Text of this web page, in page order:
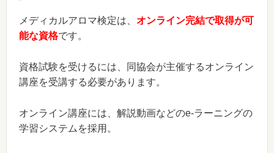
メディカルアロマ検定は、 オンライン完結で取得が可
能な資格です。
資格試験を受けるには、同協会が主催するオンライン
講座を受講する必要があります。
オンライン講座には、解説動画などのe-ラーニングの
学習システムを採用。